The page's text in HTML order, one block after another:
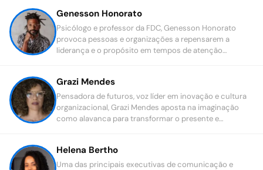
Genesson Honorato
Psicólogo e professor da FDC, Genesson Honorato
provoca pessoas e organizações a repensarem a
liderança e o propósito em tempos de atenção
Grazi Mendes
Pensadora de futuros, voz líder em inovação e cultura
organizacional, Grazi Mendes aposta na imaginação
como alavanca para transformar o presente e
Helena Bertho
Uma das principais executivas de comunicação e